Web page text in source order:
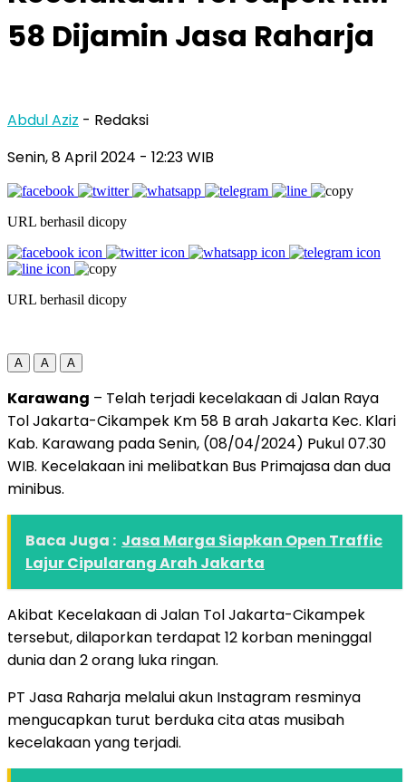
58 Dijamin Jasa Raharja
Abdul Aziz - Redaksi
Senin, 8 April 2024 - 12:23 WIB
URL berhasil dicopy
URL berhasil dicopy
A A A
Karawang – Telah terjadi kecelakaan di Jalan Raya
Tol Jakarta-Cikampek Km 58 B arah Jakarta Kec. Klari
Kab. Karawang pada Senin, (08/04/2024) Pukul 07.30
WIB. Kecelakaan ini melibatkan Bus Primajasa dan dua
minibus.
Baca Juga : Jasa Marga Siapkan Open Traffic
Lajur Cipularang Arah Jakarta
Akibat Kecelakaan di Jalan Tol Jakarta-Cikampek
tersebut, dilaporkan terdapat 12 korban meninggal
dunia dan 2 orang luka ringan.
PT Jasa Raharja melalui akun Instagram resminya
mengucapkan turut berduka cita atas musibah
kecelakaan yang terjadi.